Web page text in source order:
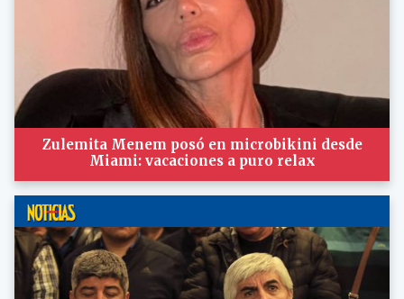
Zulemita Menem posó en microbikini desde
Miami: vacaciones a puro relax